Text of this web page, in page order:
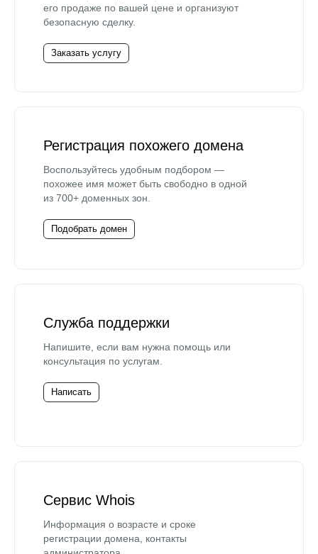
его продаже по вашей цене и организуют
безопасную сделку.
Заказать услугу
Регистрация похожего домена
Воспользуйтесь удобным подбором —
похожее имя может быть свободно в одной
из 700+ доменных зон.
Подобрать домен
Служба поддержки
Напишите, если вам нужна помощь или
консультация по услугам.
Написать
Сервис Whois
Информация о возрасте и сроке
регистрации домена, контакты